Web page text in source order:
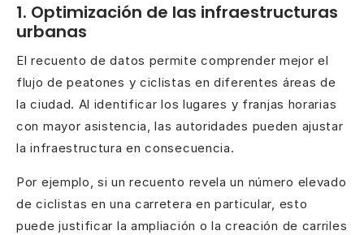
1. Optimización de las infraestructuras
urbanas
El recuento de datos permite comprender mejor el
flujo de peatones y ciclistas en diferentes áreas de
la ciudad. Al identificar los lugares y franjas horarias
con mayor asistencia, las autoridades pueden ajustar
la infraestructura en consecuencia.
Por ejemplo, si un recuento revela un número elevado
de ciclistas en una carretera en particular, esto
puede justificar la ampliación o la creación de carriles